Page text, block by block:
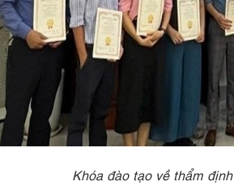
Khóa đào tạo về thẩm